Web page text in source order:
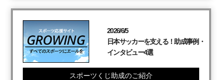
2026/6/5
日本サッカーを支える！助成事例・
インタビュー4選
スポーツくじ助成のご紹介